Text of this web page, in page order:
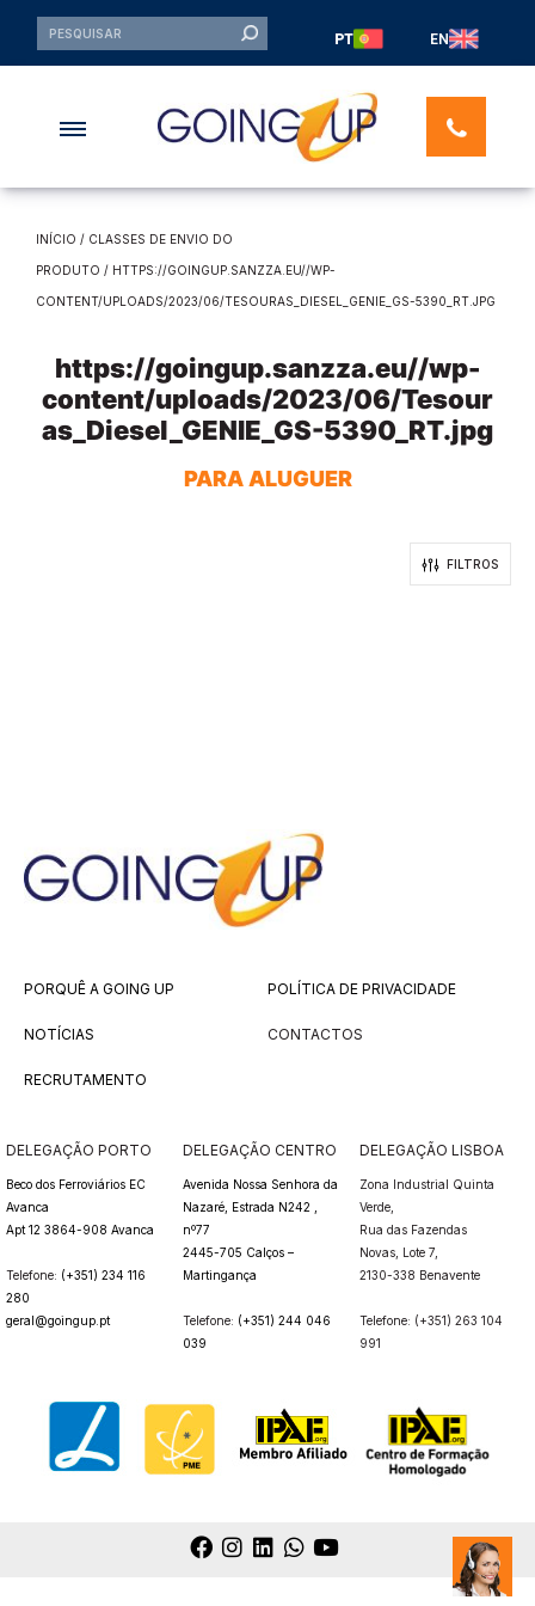
PT EN
INÍCIO / CLASSES DE ENVIO DO
PRODUTO / HTTPS://GOINGUP.SANZZA.EU//WP-
CONTENT/UPLOADS/2023/06/TESOURAS_DIESEL_GENIE_GS-5390_RT.JPG
https://goingup.sanzza.eu//wp-
content/uploads/2023/06/Tesour
as_Diesel_GENIE_GS-5390_RT.jpg
PARA ALUGUER
FILTROS
PORQUÊ A GOING UP
NOTÍCIAS
RECRUTAMENTO
POLÍTICA DE PRIVACIDADE
CONTACTOS
DELEGAÇÃO PORTO
Beco dos Ferroviários EC
Avanca
Apt 12 3864-908 Avanca
Telefone: (+351) 234 116
280
geral@goingup.pt
DELEGAÇÃO CENTRO
Avenida Nossa Senhora da
Nazaré, Estrada N242 ,
nº77
2445-705 Calços –
Martingança
Telefone: (+351) 244 046
039
DELEGAÇÃO LISBOA
Zona Industrial Quinta
Verde,
Rua das Fazendas
Novas, Lote 7,
2130-338 Benavente
Telefone: (+351) 263 104
991